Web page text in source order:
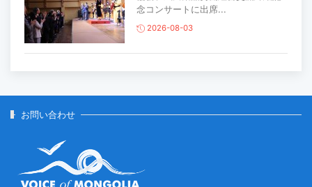
念コンサートに出席...
2026-08-03
お問い合わせ